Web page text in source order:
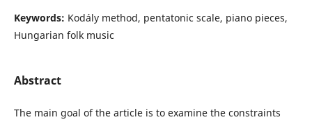
Keywords: Kodály method, pentatonic scale, piano pieces,
Hungarian folk music
Abstract
The main goal of the article is to examine the constraints